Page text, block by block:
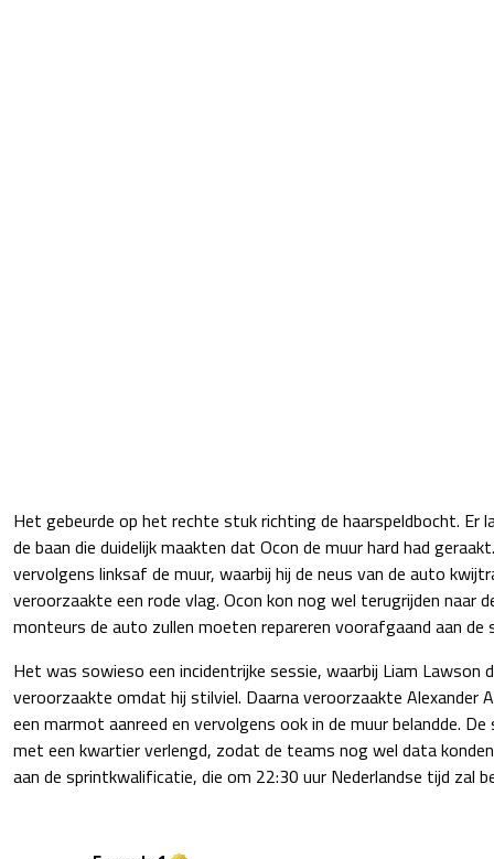
Het gebeurde op het rechte stuk richting de haarspeldbocht. Er
de baan die duidelijk maakten dat Ocon de muur hard had
vervolgens linksaf de muur, waarbij hij de neus van de auto
veroorzaakte een rode vlag. Ocon kon nog wel terugrijden naar
monteurs de auto zullen moeten repareren voorafgaand aan de
Het was sowieso een incidentrijke sessie, waarbij Liam Lawson
veroorzaakte omdat hij stilviel. Daarna veroorzaakte Alexander
een marmot aanreed en vervolgens ook in de muur belandde.
met een kwartier verlengd, zodat de teams nog wel data
aan de sprintkwalificatie, die om 22:30 uur Nederlandse tijd zal